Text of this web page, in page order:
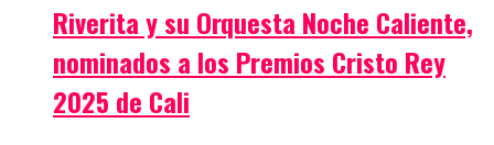
Riverita y su Orquesta Noche Caliente,
nominados a los Premios Cristo Rey
2025 de Cali